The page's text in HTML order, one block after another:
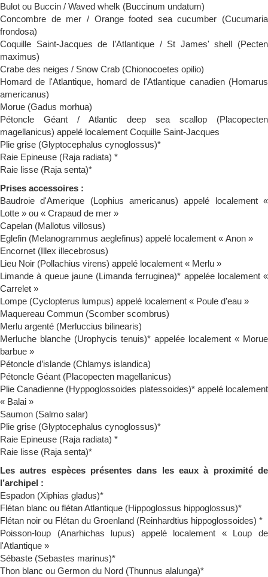
Bulot ou Buccin / Waved whelk (Buccinum undatum)
Concombre de mer / Orange footed sea cucumber (Cucumaria
frondosa)
Coquille Saint-Jacques de l’Atlantique / St James' shell (Pecten
maximus)
Crabe des neiges / Snow Crab (Chionocoetes opilio)
Homard de l'Atlantique, homard de l'Atlantique canadien (Homarus
americanus)
Morue (Gadus morhua)
Pétoncle Géant / Atlantic deep sea scallop (Placopecten
magellanicus) appelé localement Coquille Saint-Jacques
Plie grise (Glyptocephalus cynoglossus)*
Raie Epineuse (Raja radiata) *
Raie lisse (Raja senta)*
Prises accessoires :
Baudroie d'Amerique (Lophius americanus) appelé localement «
Lotte » ou « Crapaud de mer »
Capelan (Mallotus villosus)
Eglefin (Melanogrammus aeglefinus) appelé localement « Anon »
Encornet (Illex illecebrosus)
Lieu Noir (Pollachius virens) appelé localement « Merlu »
Limande à queue jaune (Limanda ferruginea)* appelée localement «
Carrelet »
Lompe (Cyclopterus lumpus) appelé localement « Poule d’eau »
Maquereau Commun (Scomber scombrus)
Merlu argenté (Merluccius bilinearis)
Merluche blanche (Urophycis tenuis)* appelée localement « Morue
barbue »
Pétoncle d’islande (Chlamys islandica)
Pétoncle Géant (Placopecten magellanicus)
Plie Canadienne (Hyppoglossoides platessoides)* appelé localement
« Balai »
Saumon (Salmo salar)
Plie grise (Glyptocephalus cynoglossus)*
Raie Epineuse (Raja radiata) *
Raie lisse (Raja senta)*
Les autres espèces présentes dans les eaux à proximité de
l’archipel :
Espadon (Xiphias gladus)*
Flétan blanc ou flétan Atlantique (Hippoglossus hippoglossus)*
Flétan noir ou Flétan du Groenland (Reinhardtius hippoglossoides) *
Poisson-loup (Anarhichas lupus) appelé localement « Loup de
l'Atlantique »
Sébaste (Sebastes marinus)*
Thon blanc ou Germon du Nord (Thunnus alalunga)*